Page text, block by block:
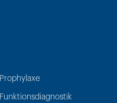
Prophylaxe
Funktionsdiagnostik